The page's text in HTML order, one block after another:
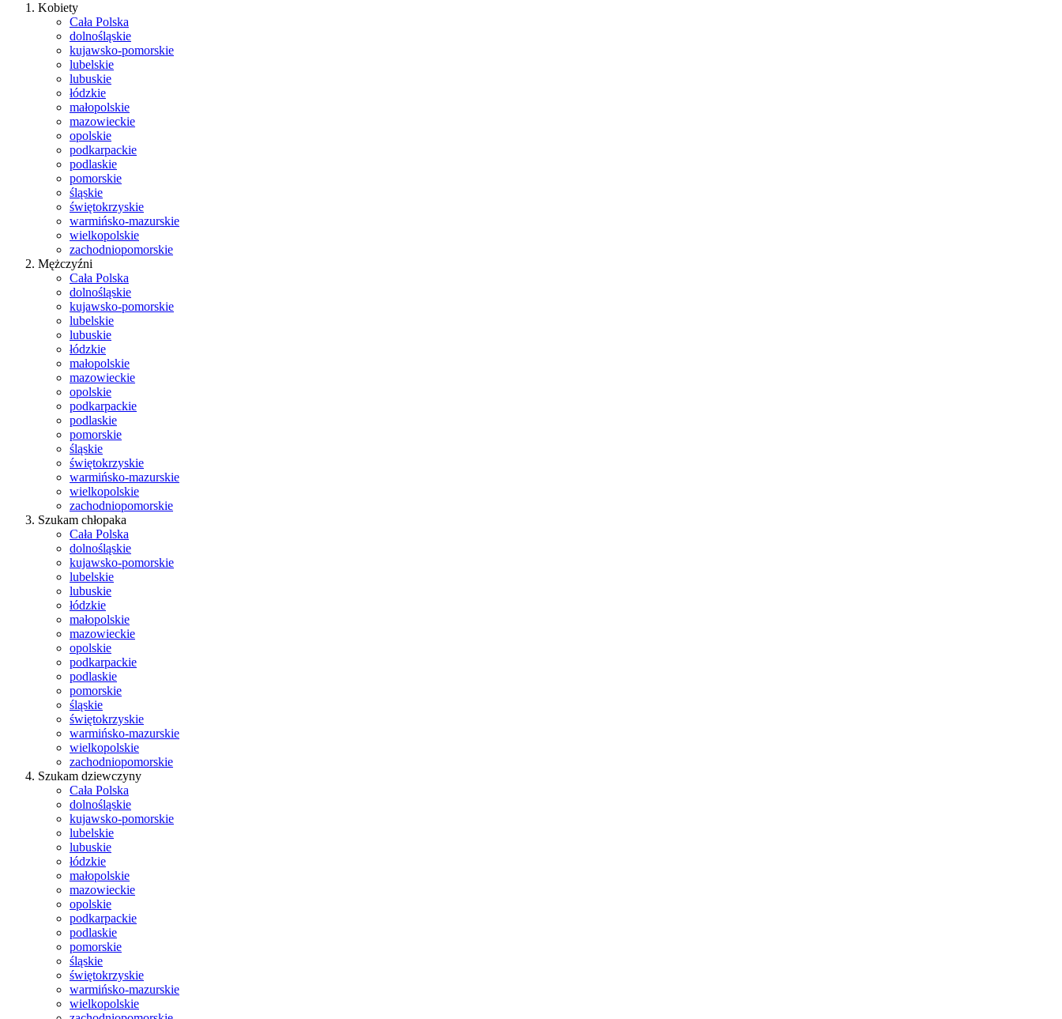
Kobiety
Cała Polska
dolnośląskie
kujawsko-pomorskie
lubelskie
lubuskie
łódzkie
małopolskie
mazowieckie
opolskie
podkarpackie
podlaskie
pomorskie
śląskie
świętokrzyskie
warmińsko-mazurskie
wielkopolskie
zachodniopomorskie
Mężczyźni
Cała Polska
dolnośląskie
kujawsko-pomorskie
lubelskie
lubuskie
łódzkie
małopolskie
mazowieckie
opolskie
podkarpackie
podlaskie
pomorskie
śląskie
świętokrzyskie
warmińsko-mazurskie
wielkopolskie
zachodniopomorskie
Szukam chłopaka
Cała Polska
dolnośląskie
kujawsko-pomorskie
lubelskie
lubuskie
łódzkie
małopolskie
mazowieckie
opolskie
podkarpackie
podlaskie
pomorskie
śląskie
świętokrzyskie
warmińsko-mazurskie
wielkopolskie
zachodniopomorskie
Szukam dziewczyny
Cała Polska
dolnośląskie
kujawsko-pomorskie
lubelskie
lubuskie
łódzkie
małopolskie
mazowieckie
opolskie
podkarpackie
podlaskie
pomorskie
śląskie
świętokrzyskie
warmińsko-mazurskie
wielkopolskie